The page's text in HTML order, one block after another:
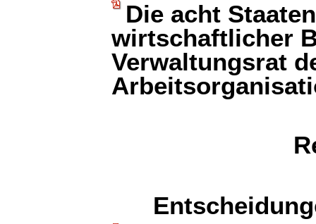
Die acht
wirtschaftlicher
Verwaltungsrat